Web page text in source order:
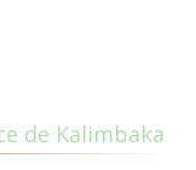
de Kalimbaka